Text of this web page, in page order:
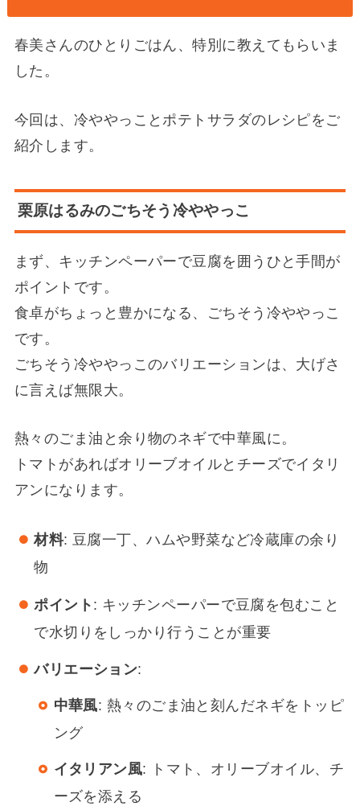
春美さんのひとりごはん、特別に教えてもらいま
した。
今回は、冷ややっことポテトサラダのレシピをご
紹介します。
栗原はるみのごちそう冷ややっこ
まず、キッチンペーパーで豆腐を囲うひと手間が
ポイントです。
食卓がちょっと豊かになる、ごちそう冷ややっこ
です。
ごちそう冷ややっこのバリエーションは、大げさ
に言えば無限大。
熱々のごま油と余り物のネギで中華風に。
トマトがあればオリーブオイルとチーズでイタリ
アンになります。
材料: 豆腐一丁、ハムや野菜など冷蔵庫の余り
物
ポイント : キッチンペーパーで豆腐を包むこと
で水切りをしっかり行うことが重要
バリエーション:
中華風: 熱々のごま油と刻んだネギをトッピ
ング
イタリアン風: トマト、オリーブオイル、チ
ーズを添える